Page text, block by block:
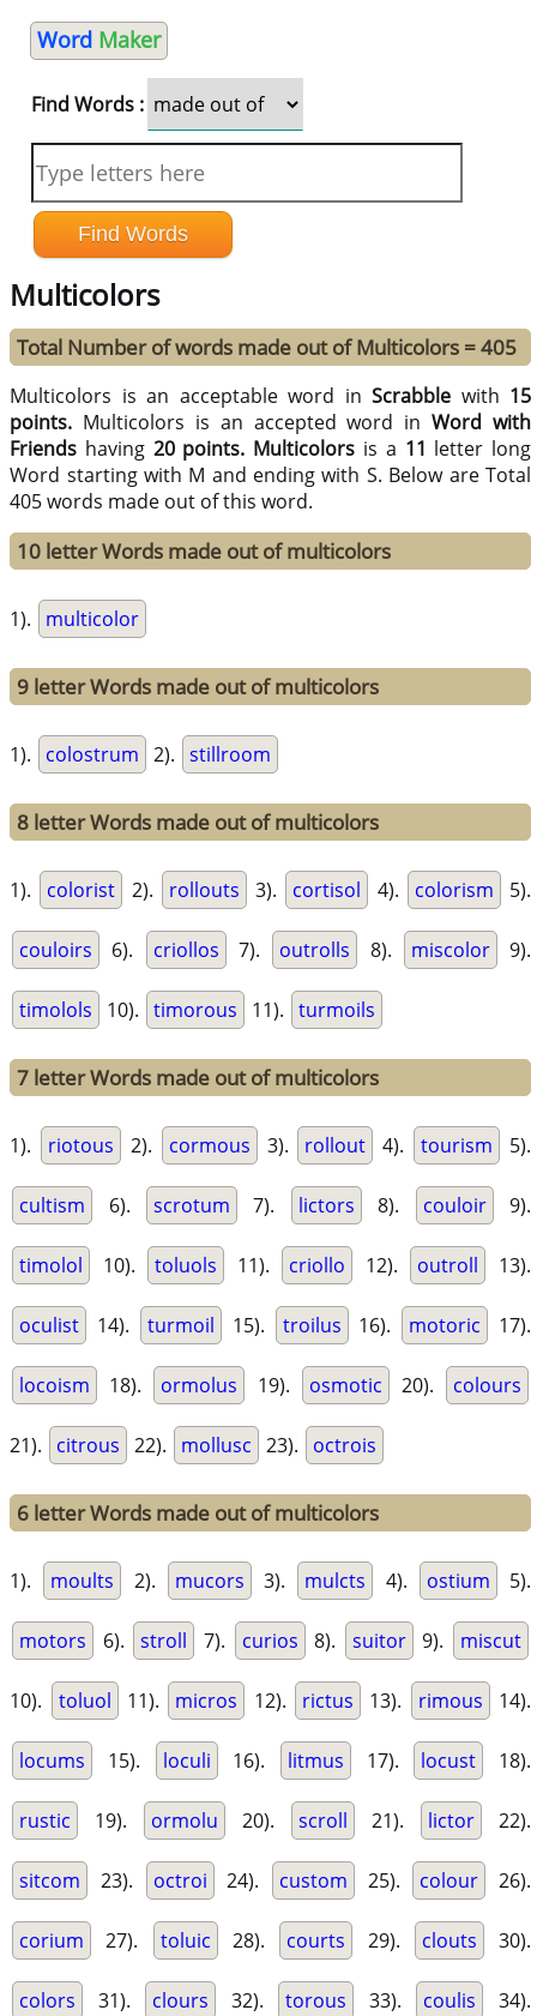
Word Maker
Find Words :
Multicolors
Total Number of words made out of Multicolors = 405
Multicolors is an acceptable word inScrabble with 15
points. Multicolors is an accepted word inWord with
Friends having 20 points. Multicolors is a 11 letter long
Word starting with M and ending with S. Below are Total
405 words made out of this word.
10 letter Words made out of multicolors
1). multicolor
9 letter Words made out of multicolors
1). colostrum 2). stillroom
8 letter Words made out of multicolors
1). colorist 2). rollouts 3). cortisol 4). colorism 5).
couloirs 6). criollos 7). outrolls 8). miscolor 9).
timolols 10). timorous 11). turmoils
7 letter Words made out of multicolors
1). riotous 2). cormous 3). rollout 4). tourism 5).
cultism 6). scrotum 7). lictors 8). couloir 9).
timolol 10). toluols 11). criollo 12). outroll 13).
oculist 14). turmoil 15). troilus 16). motoric 17).
locoism 18). ormolus 19). osmotic 20). colours
21). citrous 22). mollusc 23). octrois
6 letter Words made out of multicolors
1). moults 2). mucors 3). mulcts 4). ostium 5).
motors 6). stroll 7). curios 8). suitor 9). miscut
10). toluol 11). micros 12). rictus 13). rimous 14).
locums 15). loculi 16). litmus 17). locust 18).
rustic 19). ormolu 20). scroll 21). lictor 22).
sitcom 23). octroi 24). custom 25). colour 26).
corium 27). toluic 28). courts 29). clouts 30).
colors 31). clours 32). torous 33). coulis 34).